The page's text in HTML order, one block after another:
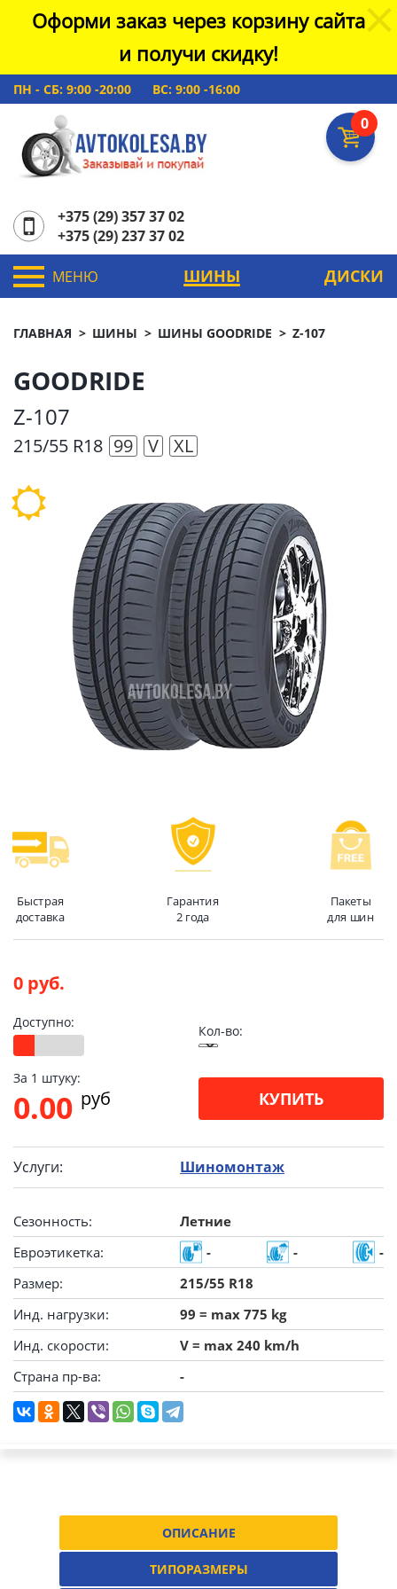
Оформи заказ через корзину сайта
и получи скидку!
ПН - СБ: 9:00 -20:00 ВС: 9:00 -16:00
0
+375 (29) 357 37 02
+375 (29) 237 37 02
МЕНЮ ШИНЫ ДИСКИ
ГЛАВНАЯ ШИНЫ ШИНЫ GOODRIDE Z-107
GOODRIDE
Z-107
215/55 R18 99 V XL
Быстрая
доставка
Гарантия
2 года
Пакеты
для шин
0 руб.
Доступно:
Кол-во:
За 1 штуку:
0.00 pуб КУПИТЬ
Услуги: Шиномонтаж
Сезонность:
Летние
Евроэтикетка:
- -
-
Размер:
215/55 R18
Инд. нагрузки:
99 = max 775 kg
Инд. скорости:
V = max 240 km/h
Страна пр-ва:
-
ОПИСАНИЕ
ТИПОРАЗМЕРЫ